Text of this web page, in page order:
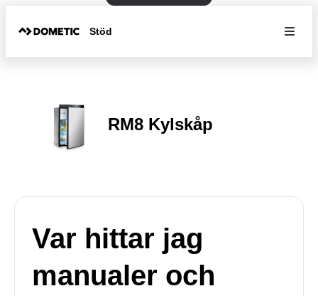
Stöd
RM8 Kylskåp
Var hittar jag
manualer och